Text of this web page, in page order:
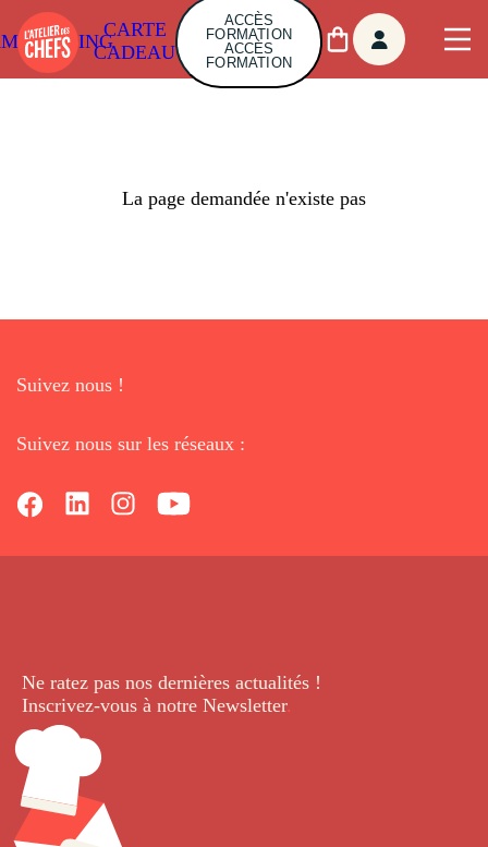
CARTE
CADEAU
ACCÈS
FORMATION
ACCÈS
FORMATION
La page demandée n'existe pas
Suivez nous !
Suivez nous sur les réseaux :
Ne ratez pas nos dernières actualités !
Inscrivez-vous à notre Newsletter.